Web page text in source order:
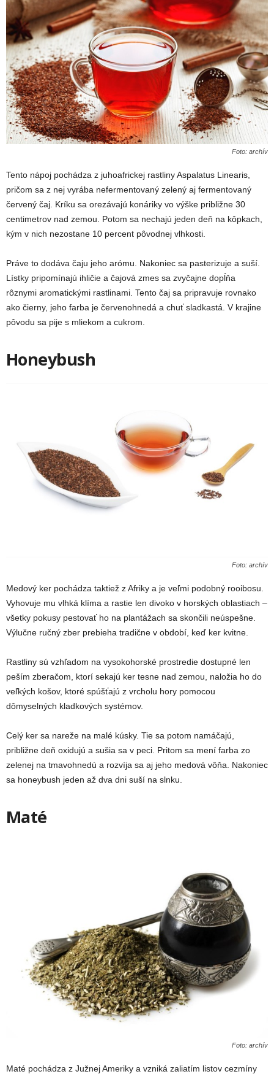
Foto: archív
Tento nápoj pochádza z juhoafrickej rastliny Aspalatus Linearis,
pričom sa z nej vyrába nefermentovaný zelený aj fermentovaný
červený čaj. Kríku sa orezávajú konáriky vo výške približne 30
centimetrov nad zemou. Potom sa nechajú jeden deň na kôpkach,
kým v nich nezostane 10 percent pôvodnej vlhkosti.
Práve to dodáva čaju jeho arómu. Nakoniec sa pasterizuje a suší.
Lístky pripomínajú ihličie a čajová zmes sa zvyčajne dopĺňa
rôznymi aromatickými rastlinami. Tento čaj sa pripravuje rovnako
ako čierny, jeho farba je červenohnedá a chuť sladkastá. V krajine
pôvodu sa pije s mliekom a cukrom.
Honeybush
Foto: archív
Medový ker pochádza taktiež z Afriky a je veľmi podobný rooibosu.
Vyhovuje mu vlhká klíma a rastie len divoko v horských oblastiach –
všetky pokusy pestovať ho na plantážach sa skončili neúspešne.
Výlučne ručný zber prebieha tradične v období, keď ker kvitne.
Rastliny sú vzhľadom na vysokohorské prostredie dostupné len
peším zberačom, ktorí sekajú ker tesne nad zemou, naložia ho do
veľkých košov, ktoré spúšťajú z vrcholu hory pomocou
dômyselných kladkových systémov.
Celý ker sa nareže na malé kúsky. Tie sa potom namáčajú,
približne deň oxidujú a sušia sa v peci. Pritom sa mení farba zo
zelenej na tmavohnedú a rozvíja sa aj jeho medová vôňa. Nakoniec
sa honeybush jeden až dva dni suší na slnku.
Maté
Foto: archív
Maté pochádza z Južnej Ameriky a vzniká zaliatím listov cezmíny